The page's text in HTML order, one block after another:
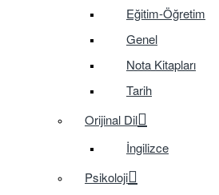
Eğitim-Öğretim
Genel
Nota Kitapları
Tarih
Orijinal Dil
İngilizce
Psikoloji